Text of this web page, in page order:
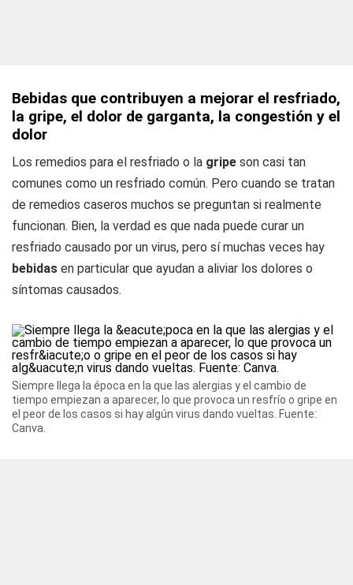
Bebidas que contribuyen a mejorar el resfriado,
la gripe, el dolor de garganta, la congestión y el
dolor
Los remedios para el resfriado o la gripe son casi tan
comunes como un resfriado común. Pero cuando se tratan
de remedios caseros muchos se preguntan si realmente
funcionan. Bien, la verdad es que nada puede curar un
resfriado causado por un virus, pero sí muchas veces hay
bebidas en particular que ayudan a aliviar los dolores o
síntomas causados.
Siempre llega la época en la que las alergias y el cambio de
tiempo empiezan a aparecer, lo que provoca un resfrío o gripe en
el peor de los casos si hay algún virus dando vueltas. Fuente:
Canva.